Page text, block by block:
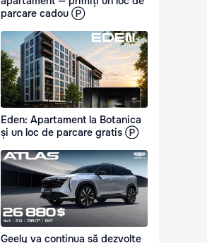
parcare cadou Ⓟ
Eden: Apartament la Botanica
și un loc de parcare gratis Ⓟ
Geely va continua să dezvolte